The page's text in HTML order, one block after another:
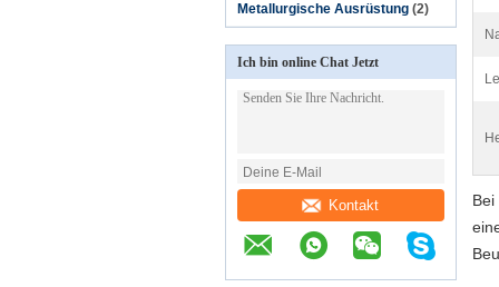
Metallurgische Ausrüstung (2)
Ich bin online Chat Jetzt
Kontakt